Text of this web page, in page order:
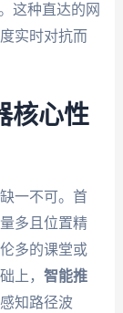
这种直达的网
实时对抗而
核心性
一不可。首
多且位置精
多的课堂或
上， 智能推
知路径波